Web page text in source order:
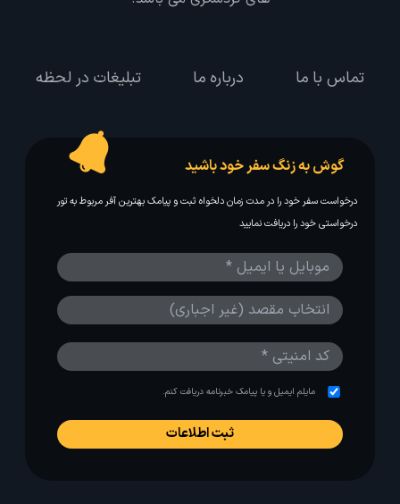
تماس با ما درباره ما تبلیغات در لحظه
گوش به زنگ سفر خود باشید
درخواست سفر خود را در مدت زمان دلخواه ثبت و پیامک بهترین آفر مربوط به تور
درخواستی خود را دریافت نمایید
مایلم ایمیل و یا پیامک خبرنامه دریافت کنم.